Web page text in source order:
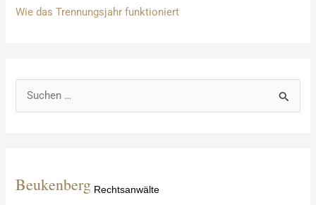
Wie das Trennungsjahr funktioniert
u
n
Beukenberg Rechtsanwälte